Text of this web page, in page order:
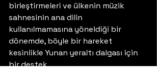
birleştirmeleri ve ülkenin müzik
sahnesinin ana dilin
kullanılmamasına yöneldiği bir
dönemde, böyle bir hareket
kesinlikle Yunan yeraltı dalgası için
bir destek.